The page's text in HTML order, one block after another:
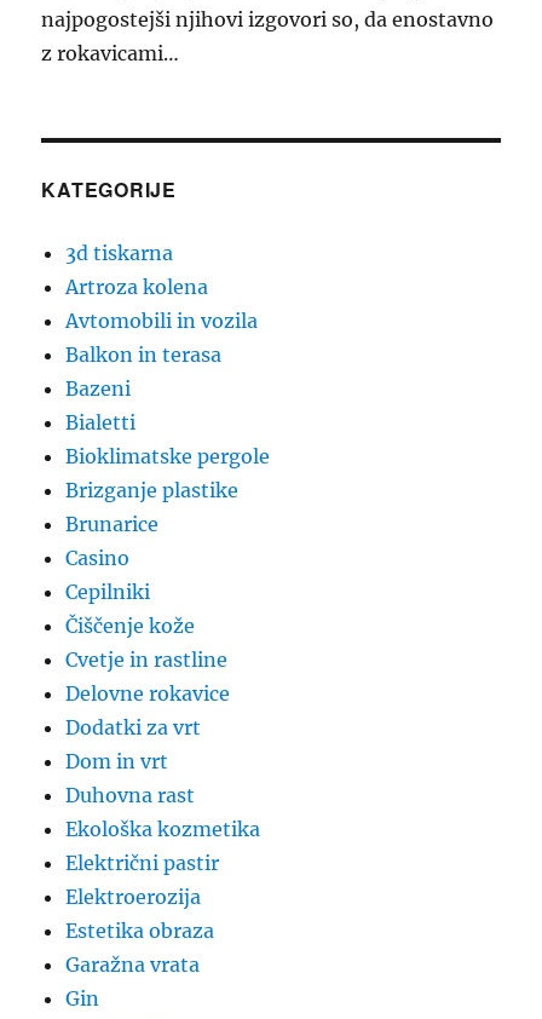
najpogostejši njihovi izgovori so, da enostavno
z rokavicami…
KATEGORIJE
3d tiskarna
Artroza kolena
Avtomobili in vozila
Balkon in terasa
Bazeni
Bialetti
Bioklimatske pergole
Brizganje plastike
Brunarice
Casino
Cepilniki
Čiščenje kože
Cvetje in rastline
Delovne rokavice
Dodatki za vrt
Dom in vrt
Duhovna rast
Ekološka kozmetika
Električni pastir
Elektroerozija
Estetika obraza
Garažna vrata
Gin